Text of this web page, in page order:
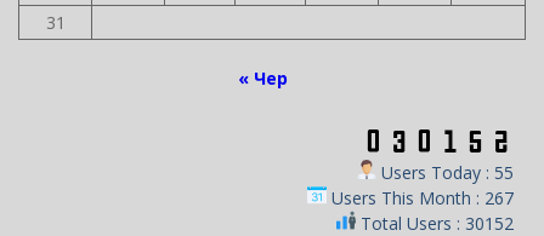
31
« Чер
Users Today : 55
Users This Month : 267
Total Users : 30152